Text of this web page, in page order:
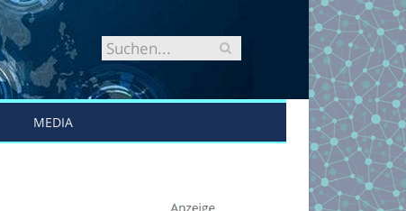
MEDIA